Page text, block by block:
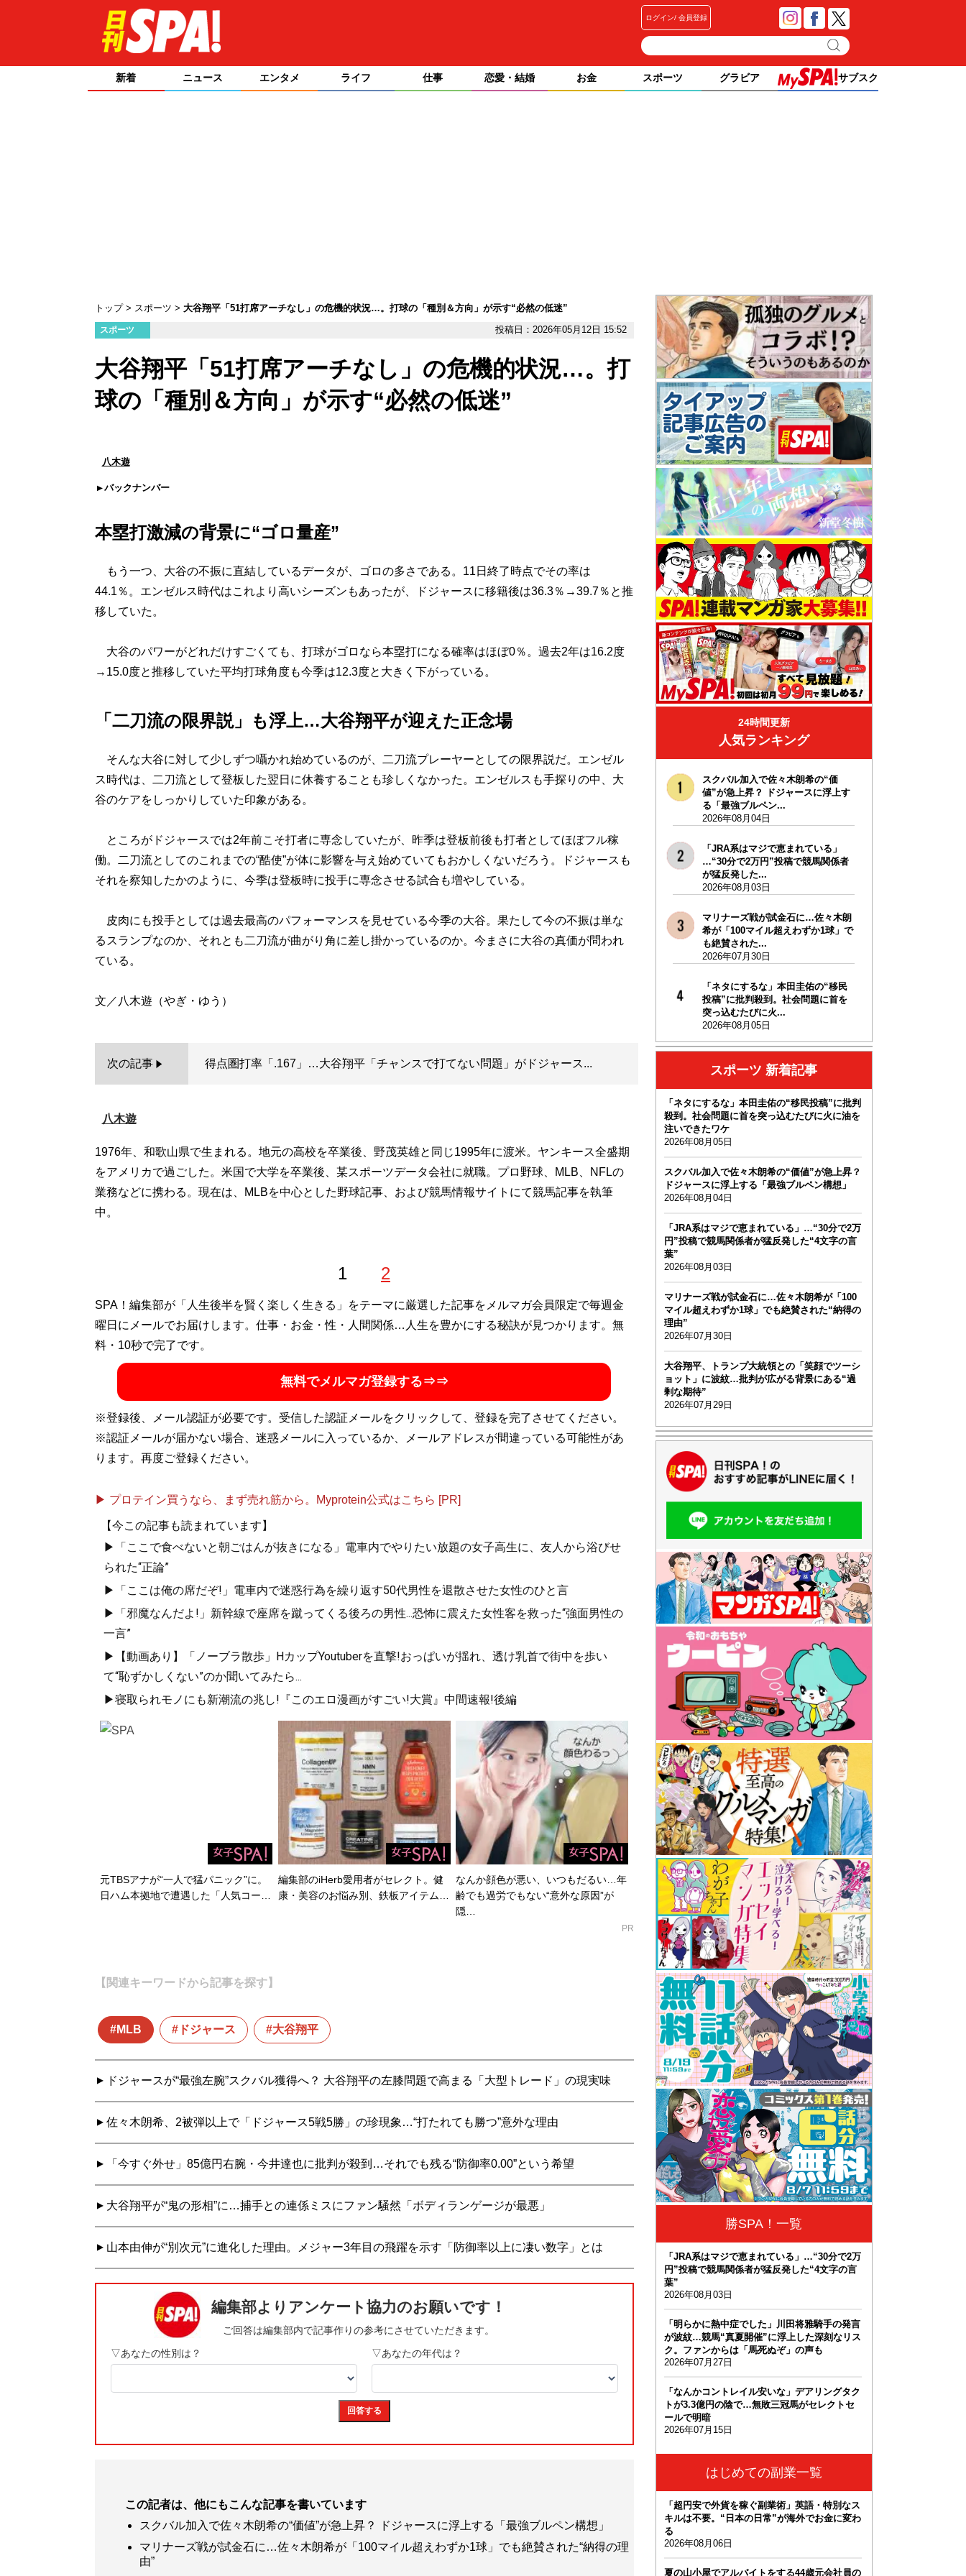
ログイン 会員登録
新着 ニュース エンタメ ライフ 仕事 恋愛・結婚 お金 スポーツ グラビア サブスク
トップ スポーツ 大谷翔平「51打席アーチなし」の危機的状況…。打球の「種別＆方向」が示す“必然の低迷”
スポーツ 投稿日：2026年05月12日 15:52
大谷翔平「51打席アーチなし」の危機的状況…。打
球の「種別＆方向」が示す“必然の低迷”
八木遊
バックナンバー
本塁打激減の背景に“ゴロ量産”
もう一つ、大谷の不振に直結しているデータが、ゴロの多さである。11日終了時点でその率は
44.1％。エンゼルス時代はこれより高いシーズンもあったが、ドジャースに移籍後は36.3％→39.7％と推
移していた。
大谷のパワーがどれだけすごくても、打球がゴロなら本塁打になる確率はほぼ0％。過去2年は16.2度
→15.0度と推移していた平均打球角度も今季は12.3度と大きく下がっている。
「二刀流の限界説」も浮上…大谷翔平が迎えた正念場
そんな大谷に対して少しずつ囁かれ始めているのが、二刀流プレーヤーとしての限界説だ。エンゼル
ス時代は、二刀流として登板した翌日に休養することも珍しくなかった。エンゼルスも手探りの中、大
谷のケアをしっかりしていた印象がある。
ところがドジャースでは2年前こそ打者に専念していたが、昨季は登板前後も打者としてほぼフル稼
働。二刀流としてのこれまでの“酷使”が体に影響を与え始めていてもおかしくないだろう。ドジャースも
それを察知したかのように、今季は登板時に投手に専念させる試合も増やしている。
皮肉にも投手としては過去最高のパフォーマンスを見せている今季の大谷。果たして今の不振は単な
るスランプなのか、それとも二刀流が曲がり角に差し掛かっているのか。今まさに大谷の真価が問われ
ている。
次の記事 得点圏打率「.167」…大谷翔平「チャンスで打てない問題」がドジャース...
八木遊
1976年、和歌山県で生まれる。地元の高校を卒業後、野茂英雄と同じ1995年に渡米。ヤンキース全盛期
をアメリカで過ごした。米国で大学を卒業後、某スポーツデータ会社に就職。プロ野球、MLB、NFLの
業務などに携わる。現在は、MLBを中心とした野球記事、および競馬情報サイトにて競馬記事を執筆
中。
1 2
SPA！編集部が「人生後半を賢く楽しく生きる」をテーマに厳選した記事をメルマガ会員限定で毎週金
曜日にメールでお届けします。仕事・お金・性・人間関係…人生を豊かにする秘訣が見つかります。無
料・10秒で完了です。
無料でメルマガ登録する⇒⇒
※登録後、メール認証が必要です。受信した認証メールをクリックして、登録を完了させてください。
※認証メールが届かない場合、迷惑メールに入っているか、メールアドレスが間違っている可能性があ
ります。再度ご登録ください。
▶ プロテイン買うなら、まず売れ筋から。Myprotein公式はこちら [PR]
【今この記事も読まれています】
▶「ここで食べないと朝ごはんが抜きになる」電車内でやりたい放題の女子高生に、友人から浴びせ
られた“正論”
▶「ここは俺の席だぞ!」電車内で迷惑行為を繰り返す50代男性を退散させた女性のひと言
▶「邪魔なんだよ!」新幹線で座席を蹴ってくる後ろの男性...恐怖に震えた女性客を救った“強面男性の
一言”
▶【動画あり】「ノーブラ散歩」HカップYoutuberを直撃!おっぱいが揺れ、透け乳首で街中を歩い
て“恥ずかしくない”のか聞いてみたら...
▶寝取られモノにも新潮流の兆し!『このエロ漫画がすごい!大賞』中間速報!後編
元TBSアナが“一人で猛パニック”に。
日ハム本拠地で遭遇した「人気コー…
編集部のiHerb愛用者がセレクト。健
康・美容のお悩み別、鉄板アイテム…
なんか顔色が悪い、いつもだるい…年
齢でも過労でもない“意外な原因”が
隠…
PR
【関連キーワードから記事を探す】
MLB ドジャース 大谷翔平
ドジャースが“最強左腕”スクバル獲得へ？ 大谷翔平の左膝問題で高まる「大型トレード」の現実味
佐々木朗希、2被弾以上で「ドジャース5戦5勝」の珍現象…“打たれても勝つ”意外な理由
「今すぐ外せ」85億円右腕・今井達也に批判が殺到…それでも残る“防御率0.00”という希望
大谷翔平が“鬼の形相”に…捕手との連係ミスにファン騒然「ボディランゲージが最悪」
山本由伸が“別次元”に進化した理由。メジャー3年目の飛躍を示す「防御率以上に凄い数字」とは
この記者は、他にもこんな記事を書いています
スクバル加入で佐々木朗希の“価値”が急上昇？ ドジャースに浮上する「最強ブルペン構想」
マリナーズ戦が試金石に…佐々木朗希が「100マイル超えわずか1球」でも絶賛された“納得の理
由”
24時間更新
人気ランキング
スクバル加入で佐々木朗希の“価
値”が急上昇？ ドジャースに浮上す
る「最強ブルペン...
2026年08月04日
「JRA系はマジで恵まれている」
…“30分で2万円”投稿で競馬関係者
が猛反発した...
2026年08月03日
マリナーズ戦が試金石に…佐々木朗
希が「100マイル超えわずか1球」で
も絶賛された...
2026年07月30日
「ネタにするな」本田圭佑の“移民
投稿”に批判殺到。社会問題に首を
突っ込むたびに火...
2026年08月05日
スポーツ 新着記事
「ネタにするな」本田圭佑の“移民投稿”に批判
殺到。社会問題に首を突っ込むたびに火に油を
注いできたワケ
2026年08月05日
スクバル加入で佐々木朗希の“価値”が急上昇？
ドジャースに浮上する「最強ブルペン構想」
2026年08月04日
「JRA系はマジで恵まれている」…“30分で2万
円”投稿で競馬関係者が猛反発した“4文字の言
葉”
2026年08月03日
マリナーズ戦が試金石に…佐々木朗希が「100
マイル超えわずか1球」でも絶賛された“納得の
理由”
2026年07月30日
大谷翔平、トランプ大統領との「笑顔でツーシ
ョット」に波紋…批判が広がる背景にある“過
剰な期待”
2026年07月29日
勝SPA！一覧
「JRA系はマジで恵まれている」…“30分で2万
円”投稿で競馬関係者が猛反発した“4文字の言
葉”
2026年08月03日
「明らかに熱中症でした」川田将雅騎手の発言
が波紋…競馬“真夏開催”に浮上した深刻なリス
ク。ファンからは「馬死ぬぞ」の声も
2026年07月27日
「なんかコントレイル安いな」デアリングタク
トが3.3億円の陰で…無敗三冠馬がセレクトセ
ールで明暗
2026年07月15日
はじめての副業一覧
「超円安で外貨を稼ぐ副業術」英語・特別なス
キルは不要。“日本の日常”が海外でお金に変わ
る
2026年08月06日
夏の山小屋でアルバイトをする44歳元会社員の